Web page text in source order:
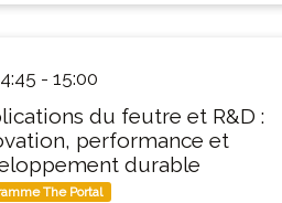
- 15:00
du feutre et R&D :
performance et
durable
The Portal